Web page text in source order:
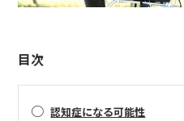
目次
○認知症になる可能性